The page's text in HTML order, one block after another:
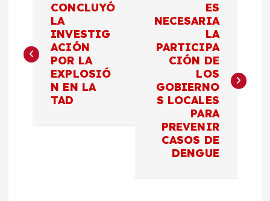
v
CONCLUYÓ
LA
INVESTIG
ACIÓN
POR LA
EXPLOSIÓ
N EN LA
TAD
ES
NECESARIA
LA
PARTICIPA
CIÓN DE
LOS
GOBIERNO
S LOCALES
PARA
PREVENIR
CASOS DE
DENGUE